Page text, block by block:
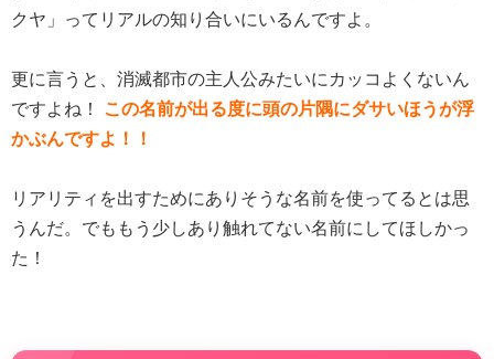
クヤ」ってリアルの知り合いにいるんですよ。
更に言うと、消滅都市の主人公みたいにカッコよくないん
ですよね！ この名前が出る度に頭の片隅にダサいほうが浮
かぶんですよ！！
リアリティを出すためにありそうな名前を使ってるとは思
うんだ。でももう少しあり触れてない名前にしてほしかっ
た！